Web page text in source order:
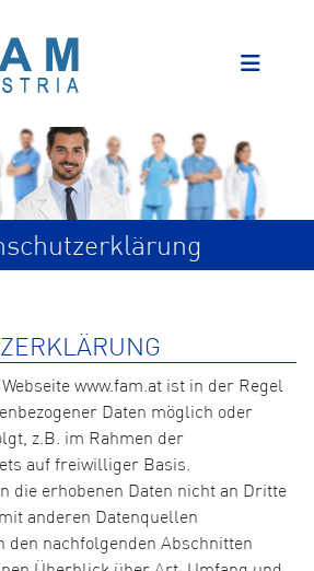
www.fam.at ist in der Regel
Daten möglich oder
z.B. im Rahmen der
auf freiwilliger Basis.
die erhobenen Daten nicht an Dritte
anderen Datenquellen
den nachfolgenden Abschnitten